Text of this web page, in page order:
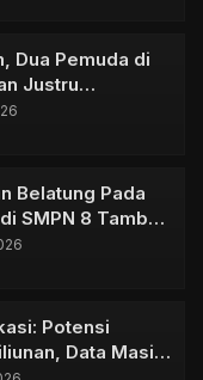
Dua Pemuda di
Justru
23 Paket Sabu
Belatung Pada
SMPN 8 Tambun
Potensi
Data Masih